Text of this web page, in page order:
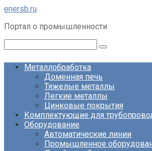
Перейти
контенту
enersb.ru
Портал о промышленности
Металлобработка
Доменная печь
Тяжелые металлы
Легкие металлы
Цинковые покрытия
Комплектующие для
Оборудование
Автоматические линии
Промышленное